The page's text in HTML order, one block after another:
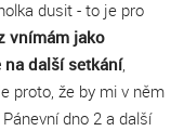
dusit - to je pro
vnímám jako
na další setkání,
proto, že by mi v něm
dno 2 a další